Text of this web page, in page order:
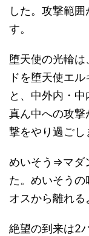
した。攻撃範
す。
堕天使の光輪
ドを堕天使エ
と、中外内・中
真ん中への攻
撃をやり過ごし
めいそう⇒マダ
た。めいそう
オスから離れる
絶望の到来は2